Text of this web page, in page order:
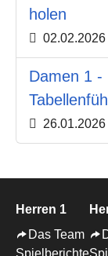
holen
02.02.2026
Damen 1 -
26.01.2026
Herren 1
Das Team
Spielberichte